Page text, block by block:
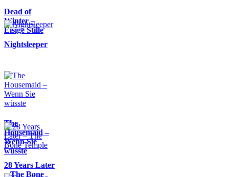
Dead of
Winter –
Eisige Stille
Nightsleeper
The
Housemaid –
Wenn Sie
wüsste
28 Years Later
– The Bone